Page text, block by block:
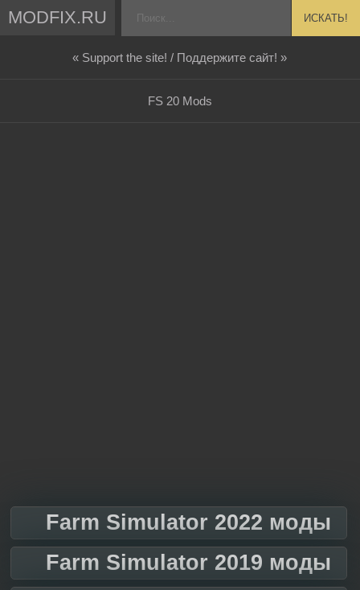
MODFIX.RU ИСКАТЬ!
« Support the site! / Поддержите сайт! »
FS 20 Mods
Farm Simulator 2022 моды
Farm Simulator 2019 моды